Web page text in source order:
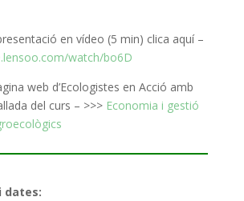
en vídeo (5 min) clica aquí –
watch/bo6D
web d’Ecologistes en Acció amb
del curs – >>> Economia i gestió
dates: